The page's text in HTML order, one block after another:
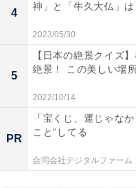
Photo credit： Pablo Larrain
36歳でピリオドを打っ
ましょう。1979年、エ
ャールズと再会したの
て注目され、ダイアナ
た。1981年2月24日、
日、ロンドンのセント
とぎ話のようなロイヤ
4
神」と「牛久大仏」
2023/05/30
5
【日本の絶景クイズ
絶景！ この美しい場
2022/10/14
PR
「宝くじ、運じゃな
こと”してる
合同会社デジタルファーム